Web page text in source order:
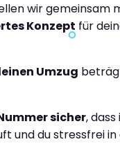
wir gemeinsam
Konzept für
Umzug
sicher, dass
und du stressfrei